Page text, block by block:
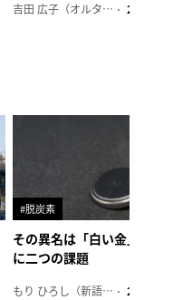
吉田 広子（オルタナ輪番編集長） 2026年6
#脱炭素
その異名は「白い金」、リ
に二つの課題
もり ひろし（新語ウォッチャー） 2023年7